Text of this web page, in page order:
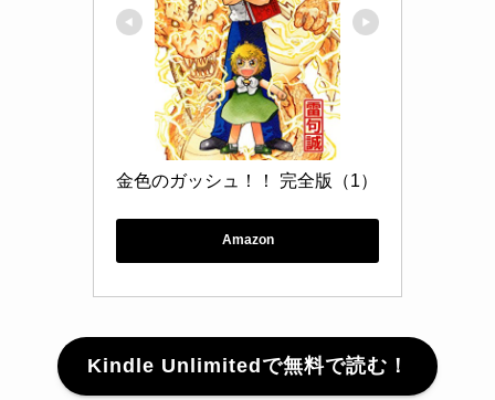
金色のガッシュ！！ 完全版（1）
Amazon
Kindle Unlimitedで無料で読む！